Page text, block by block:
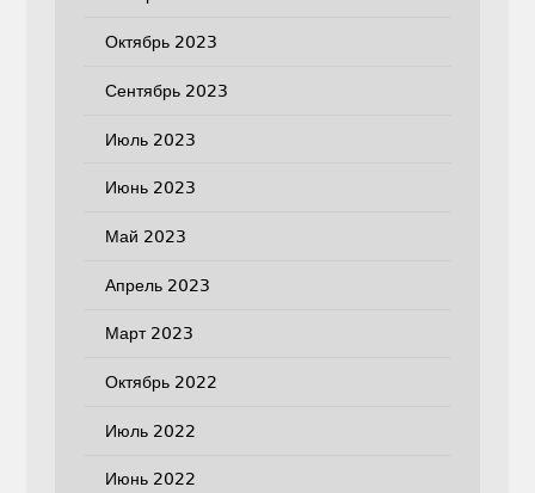
Октябрь 2023
Сентябрь 2023
Июль 2023
Июнь 2023
Май 2023
Апрель 2023
Март 2023
Октябрь 2022
Июль 2022
Июнь 2022